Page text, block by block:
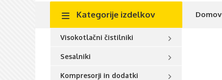
Kategorije izdelkov
Visokotlačni čistilniki
Sesalniki
Kompresorji in dodatki
Domov